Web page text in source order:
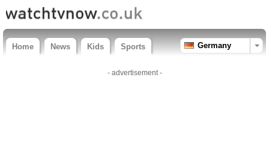
Home News Kids Sports Germany
- advertisement -